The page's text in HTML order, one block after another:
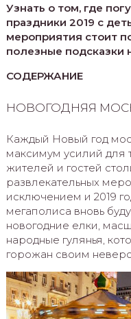
Узнать о том, где
праздники 2019 с
мероприятия стоит
полезные подсказки
СОДЕРЖАНИЕ
НОВОГОДНЯЯ
Каждый Новый год
максимум усилий для
жителей и гостей
развлекательных
исключением и 2019
мегаполиса вновь
новогодние елки,
народные гулянья,
горожан своим